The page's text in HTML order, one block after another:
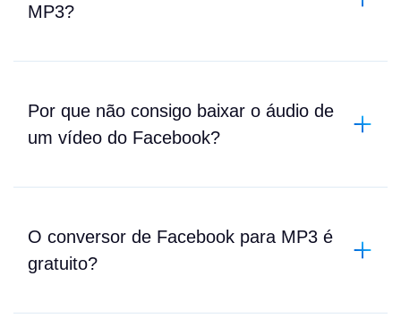
MP3?
Por que não consigo baixar o áudio de
um vídeo do Facebook?
O conversor de Facebook para MP3 é
gratuito?